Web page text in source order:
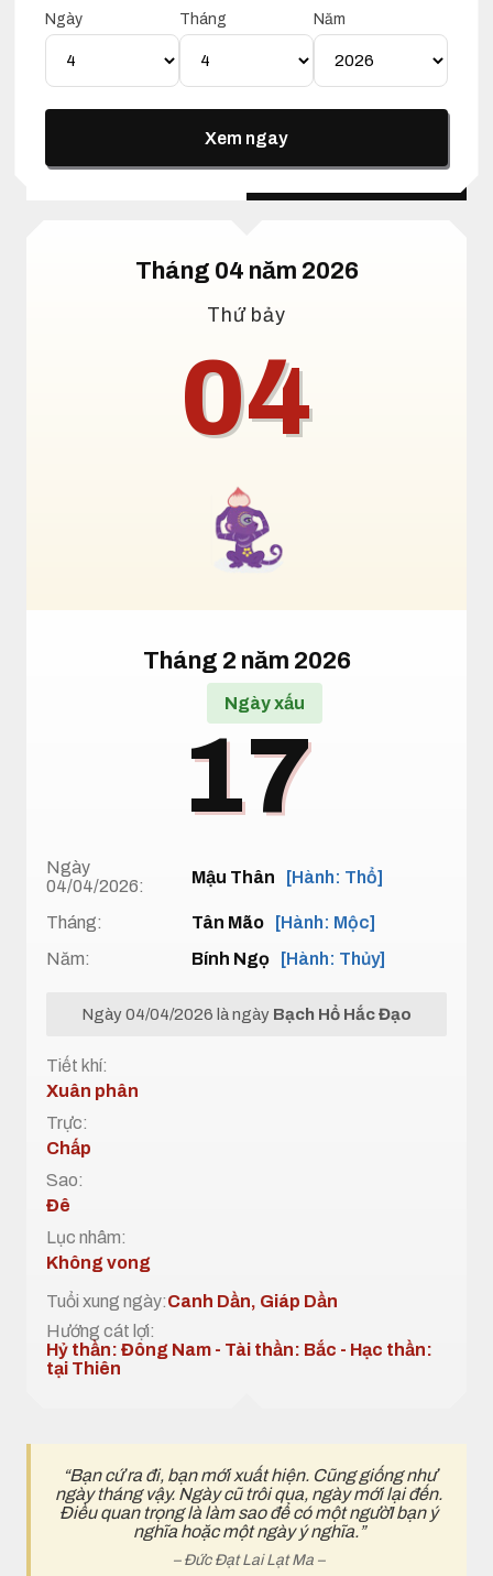
Ngày Tháng Năm
Xem ngay
1. Xem ngày tốt xấu 4 tháng 4 năm 2026
Lịch Vạn Niên 04 Tháng 04
Năm 2026
Lịch dương Lịch âm
Tháng 04 năm 2026
Thứ bảy
04
Tháng 2 năm 2026
Ngày xấu
17
Ngày
04/04/2026:
Mậu Thân [Hành: Thổ]
Tháng: Tân Mão
[Hành: Mộc]
Năm:
Bính Ngọ [Hành: Thủy]
Ngày 04/04/2026 là ngày Bạch Hổ Hắc Đạo
Tiết khí:
Xuân phân
Trực:
Chấp
Sao:
Đê
Lục nhâm:
Không vong
Tuổi xung ngày:Canh Dần, Giáp Dần
Hướng cát lợi:
Hỷ thần: Đông Nam - Tài thần: Bắc - Hạc thần:
tại Thiên
“Bạn cứ ra đi, bạn mới xuất hiện. Cũng giống như
ngày tháng vậy. Ngày cũ trôi qua, ngày mới lại đến.
Điều quan trọng là làm sao để có một ngườI bạn ý
nghĩa hoặc một ngày ý nghĩa.”
– Đức Đạt Lai Lạt Ma –